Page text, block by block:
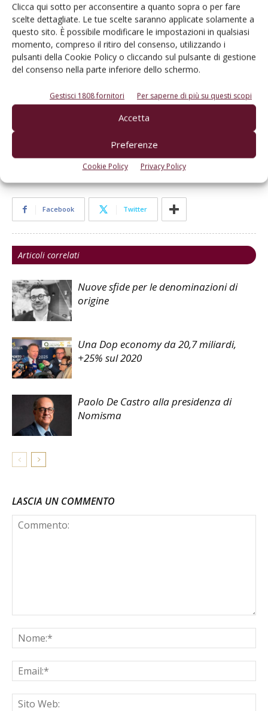
Clicca qui sotto per acconsentire a quanto sopra o per fare
scelte dettagliate. Le tue scelte saranno applicate solamente a
questo sito. È possibile modificare le impostazioni in qualsiasi
momento, compreso il ritiro del consenso, utilizzando i
pulsanti della Cookie Policy o cliccando sul pulsante di gestione
del consenso nella parte inferiore dello schermo.
Gestisci 1808 fornitori Per saperne di più su questi scopi
Accetta
Preferenze
Cookie Policy Privacy Policy
la proposta negoziale della Svezia, che detiene
attualmente il semestre di presidenza.
Facebook Twitter
Articoli correlati
Nuove sfide per le denominazioni di
origine
Una Dop economy da 20,7 miliardi,
+25% sul 2020
Paolo De Castro alla presidenza di
Nomisma
LASCIA UN COMMENTO